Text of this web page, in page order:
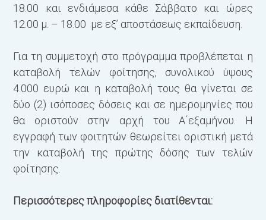
18.00 και ενδιάμεσα κάθε Σάββατο και ώρες
12.00 μ. – 18.00 με εξ’ αποστάσεως εκπαίδευση.
Για τη συμμετοχή στο πρόγραμμα προβλέπεται η
καταβολή τελών φοίτησης, συνολικού ύψους
4.000 ευρώ και η καταβολή τους θα γίνεται σε
δύο (2) ισόποσες δόσεις και σε ημερομηνίες που
θα οριστούν στην αρχή του Α΄εξαμήνου. Η
εγγραφή των φοιτητών θεωρείτει οριστική μετά
την καταβολή της πρώτης δόσης των τελών
φοίτησης.
Περισσότερες πληροφορίες διατίθενται: